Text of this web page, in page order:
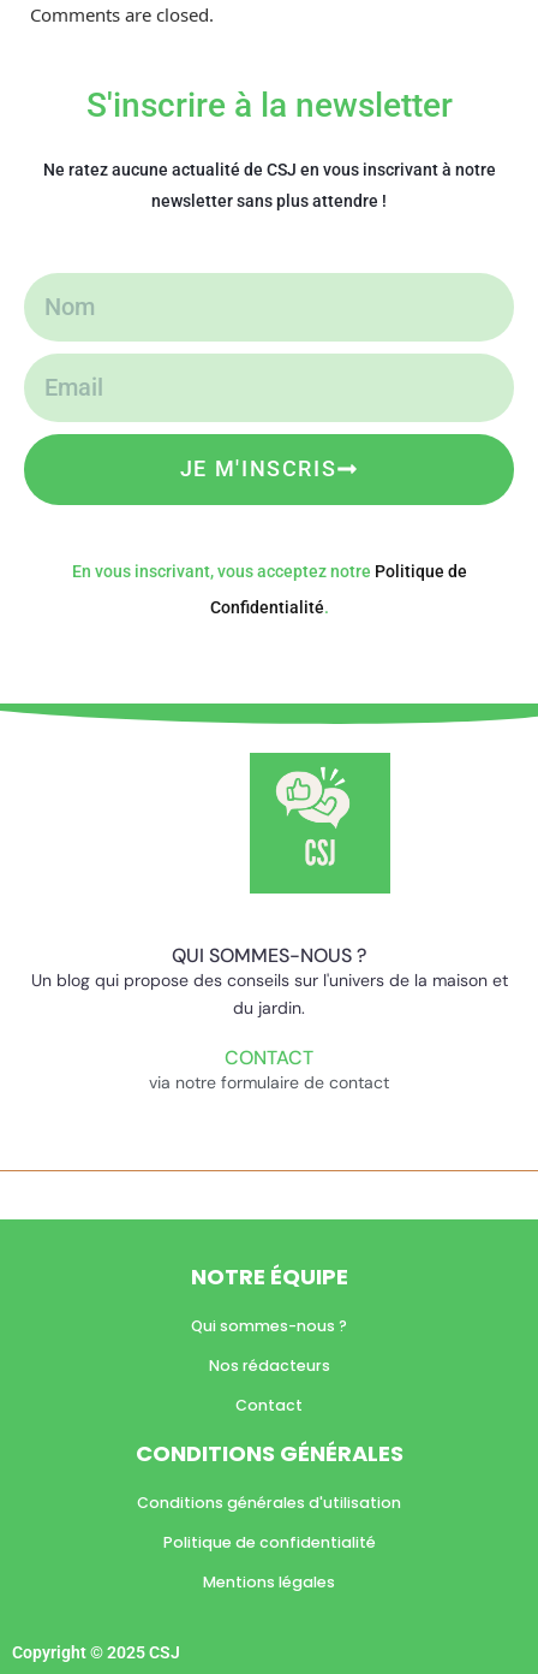
Comments are closed.
S'inscrire à la newsletter
Ne ratez aucune actualité de CSJ en vous inscrivant à notre
newsletter sans plus attendre !
JE M'INSCRIS
En vous inscrivant, vous acceptez notre Politique de
Confidentialité.
QUI SOMMES-NOUS ?
Un blog qui propose des conseils sur l'univers de la maison et
du jardin.
CONTACT
via notre formulaire de contact
NOTRE ÉQUIPE
Qui sommes-nous ?
Nos rédacteurs
Contact
CONDITIONS GÉNÉRALES
Conditions générales d'utilisation
Politique de confidentialité
Mentions légales
Copyright © 2025 CSJ